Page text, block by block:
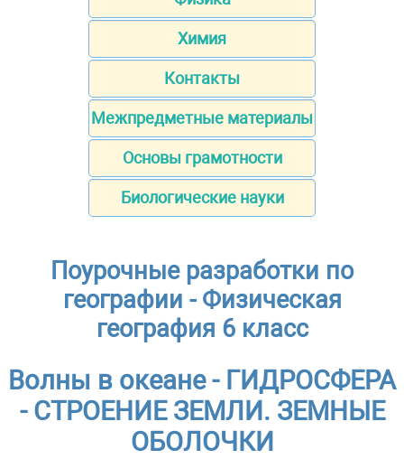
Химия
Контакты
Межпредметные материалы
Основы грамотности
Биологические науки
Поурочные разработки по
географии - Физическая
география 6 класс
Волны в океане - ГИДРОСФЕРА
- СТРОЕНИЕ ЗЕМЛИ. ЗЕМНЫЕ
ОБОЛОЧКИ